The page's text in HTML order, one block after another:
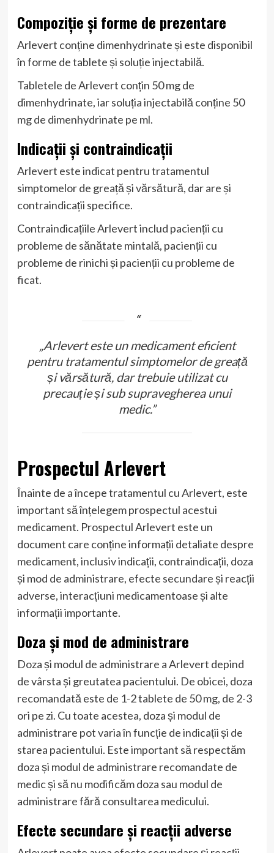
Compoziție și forme de prezentare
Arlevert conține dimenhydrinate și este disponibil
în forme de tablete și soluție injectabilă.
Tabletele de Arlevert conțin 50 mg de
dimenhydrinate, iar soluția injectabilă conține 50
mg de dimenhydrinate pe ml.
Indicații și contraindicații
Arlevert este indicat pentru tratamentul
simptomelor de greață și vărsătură, dar are și
contraindicații specifice.
Contraindicațiile Arlevert includ pacienții cu
probleme de sănătate mintală, pacienții cu
probleme de rinichi și pacienții cu probleme de
ficat.
„Arlevert este un medicament eficient
pentru tratamentul simptomelor de greață
și vărsătură, dar trebuie utilizat cu
precauție și sub supravegherea unui
medic.”
Prospectul Arlevert
Înainte de a începe tratamentul cu Arlevert, este
important să înțelegem prospectul acestui
medicament. Prospectul Arlevert este un
document care conține informații detaliate despre
medicament, inclusiv indicații, contraindicații, doza
și mod de administrare, efecte secundare și reacții
adverse, interacțiuni medicamentoase și alte
informații importante.
Doza și mod de administrare
Doza și modul de administrare a Arlevert depind
de vârsta și greutatea pacientului. De obicei, doza
recomandată este de 1-2 tablete de 50 mg, de 2-3
ori pe zi. Cu toate acestea, doza și modul de
administrare pot varia în funcție de indicații și de
starea pacientului. Este important să respectăm
doza și modul de administrare recomandate de
medic și să nu modificăm doza sau modul de
administrare fără consultarea medicului.
Efecte secundare și reacții adverse